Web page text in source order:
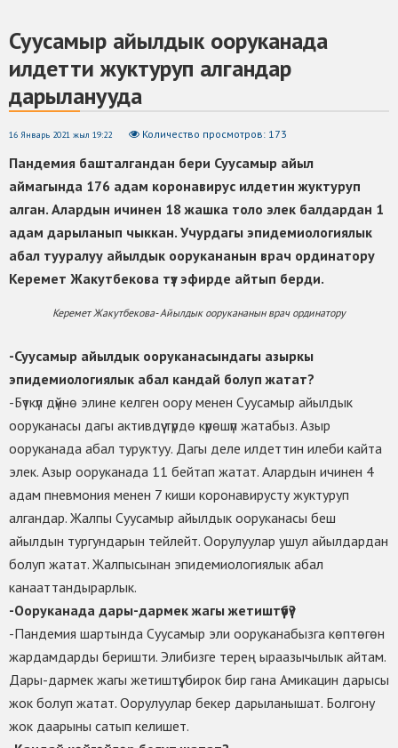
Суусамыр айылдык ооруканада
илдетти жуктуруп алгандар
дарыланууда
16 Январь 2021 жыл 19:22 Количество просмотров: 173
Пандемия башталгандан бери Суусамыр айыл
аймагында 176 адам коронавирус илдетин жуктуруп
алган. Алардын ичинен 18 жашка толо элек балдардан 1
адам дарыланып чыккан. Учурдагы эпидемиологиялык
абал тууралуу айылдык оорукананын врач ординатору
Керемет Жакутбекова түз эфирде айтып берди.
Керемет Жакутбекова- Айылдык оорукананын врач ординатору
-Суусамыр айылдык ооруканасындагы азыркы
эпидемиологиялык абал кандай болуп жатат?
-Бүткүл дүйнө элине келген оору менен Суусамыр айылдык
ооруканасы дагы активдүү түрдө күрөшүп жатабыз. Азыр
ооруканада абал туруктуу. Дагы деле илдеттин илеби кайта
элек. Азыр ооруканада 11 бейтап жатат. Алардын ичинен 4
адам пневмония менен 7 киши коронавирусту жуктуруп
алгандар. Жалпы Суусамыр айылдык ооруканасы беш
айылдын тургундарын тейлейт. Оорулуулар ушул айылдардан
болуп жатат. Жалпысынан эпидемиологиялык абал
канааттандырарлык.
-Ооруканада дары-дармек жагы жетиштүүбү?
-Пандемия шартында Суусамыр эли ооруканабызга көптөгөн
жардамдарды беришти. Элибизге терең ыраазычылык айтам.
Дары-дармек жагы жетиштүү, бирок бир гана Амикацин дарысы
жок болуп жатат. Оорулуулар бекер дарыланышат. Болгону
жок даарыны сатып келишет.